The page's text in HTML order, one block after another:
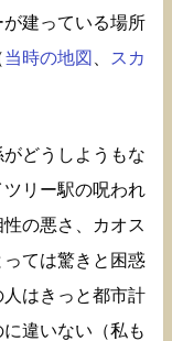
建っている場所
当時の地図
スカ
どうしようもな
リー駅の呪われ
の悪さ、カオス
ては驚きと困惑
はきっと都市計
違いない（私も